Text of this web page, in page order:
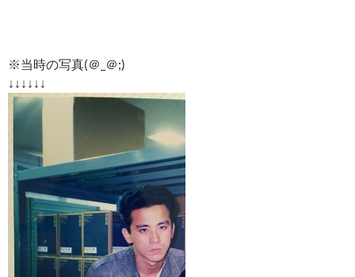
※当時の写真(＠_＠;)
↓↓↓↓↓↓